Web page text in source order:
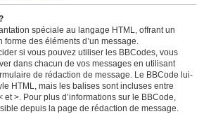
spéciale au langage HTML, offrant un
forme des éléments d’un message.
si vous pouvez utiliser les BBCodes, vous
dans chacun de vos messages en utilisant
de rédaction de message. Le BBCode lui-
HTML, mais les balises sont incluses entre
et >. Pour plus d’informations sur le BBCode,
depuis la page de rédaction de message.